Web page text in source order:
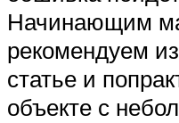
Начинающим
рекомендуем
статье и
объекте с